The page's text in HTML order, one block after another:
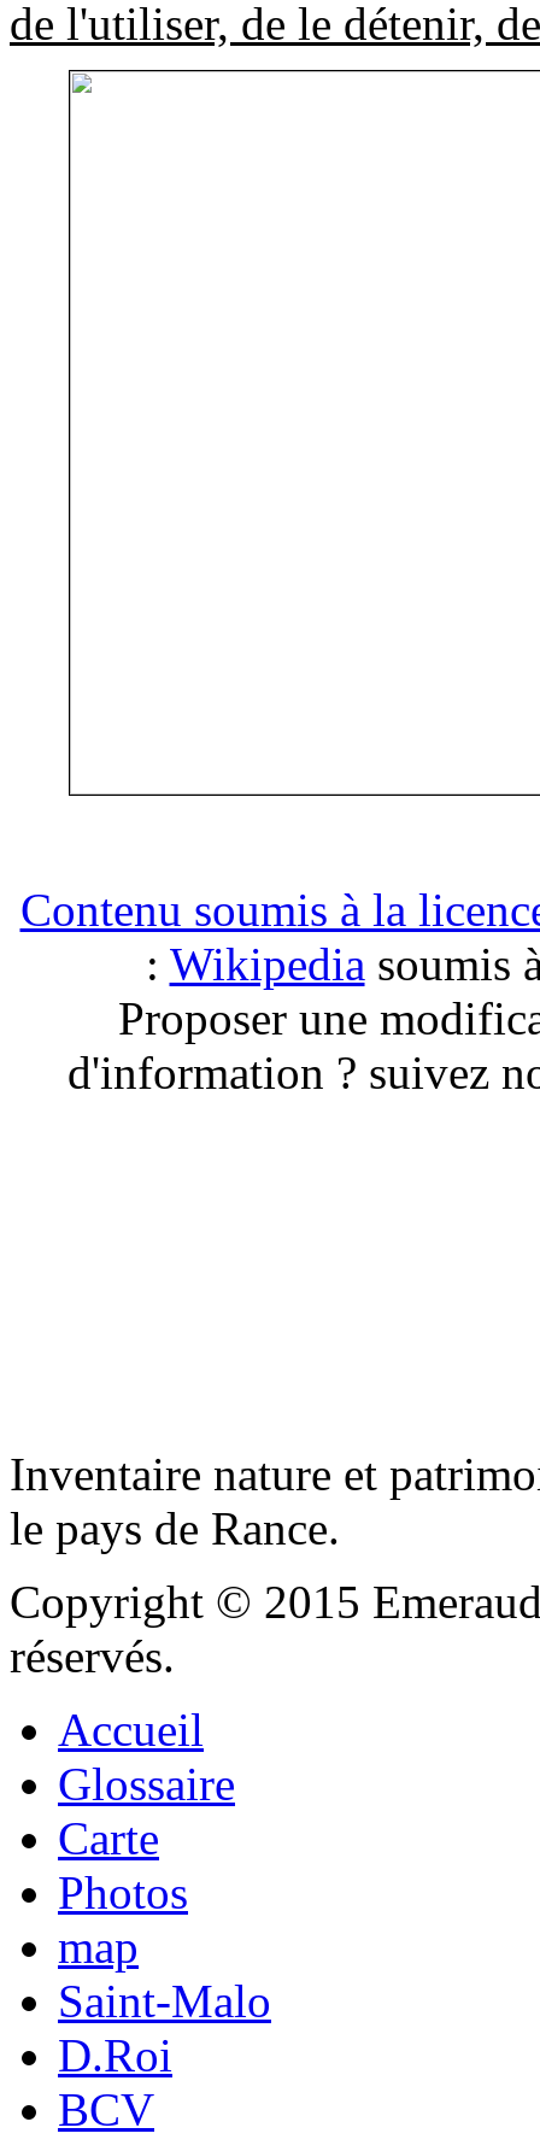
de l'utiliser, de le détenir,
Contenu soumis à la
: Wikipedia soumis
Proposer une
d'information ? suivez
Inventaire nature et
le pays de Rance.
Copyright © 2015
réservés.
Accueil
Glossaire
Carte
Photos
map
Saint-Malo
D.Roi
BCV